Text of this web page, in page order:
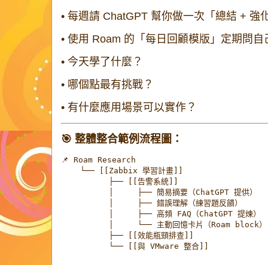
• 每週請 ChatGPT 幫你做一次「總結 + 強
• 使用 Roam 的「每日回顧模版」定期問自
• 今天學了什麼？
• 哪個點最有挑戰？
• 有什麼應用場景可以實作？
🎯 整體整合範例流程圖：
📌 Roam Research
    └── [[Zabbix 學習計畫]]
          ├── [[告警系統]]
          │     ├── 簡易摘要（ChatGPT 提供）
          │     ├── 錯誤理解（練習題反饋）
          │     ├── 高頻 FAQ（ChatGPT 提煉）
          │     └── 主動回憶卡片（Roam block）
          ├── [[效能瓶頸排查]]
          └── [[與 VMware 整合]]